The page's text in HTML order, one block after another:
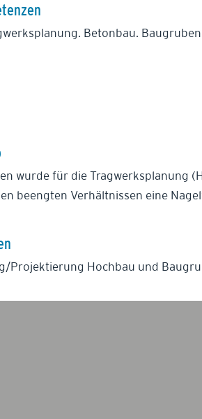
Betonbau.
wurde für die Tragwerksplanung
beengten Verhältnissen eine
Projektierung Hochbau und